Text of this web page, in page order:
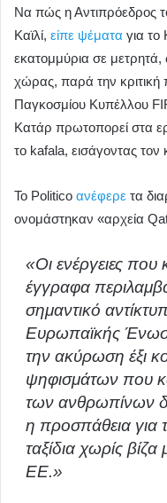
Να πώς η Αντιπρόεδρος
Καϊλί, είπε ψέματα για
εκατομμύρια σε μετρητά,
χώρας, παρά την κριτική
Παγκοσμίου Κυπέλλου
Κατάρ πρωτοπορεί στα
το kafala, εισάγοντας τον
Το Politico ανέφερε τα
ονομάστηκαν «αρχεία
«Οι ενέργειες που
έγγραφα
σημαντικό
Ευρωπαϊκής
την ακύρωση έξι
ψηφισμάτων που
των ανθρωπίνων
η προσπάθεια για
ταξίδια χωρίς
ΕΕ.»